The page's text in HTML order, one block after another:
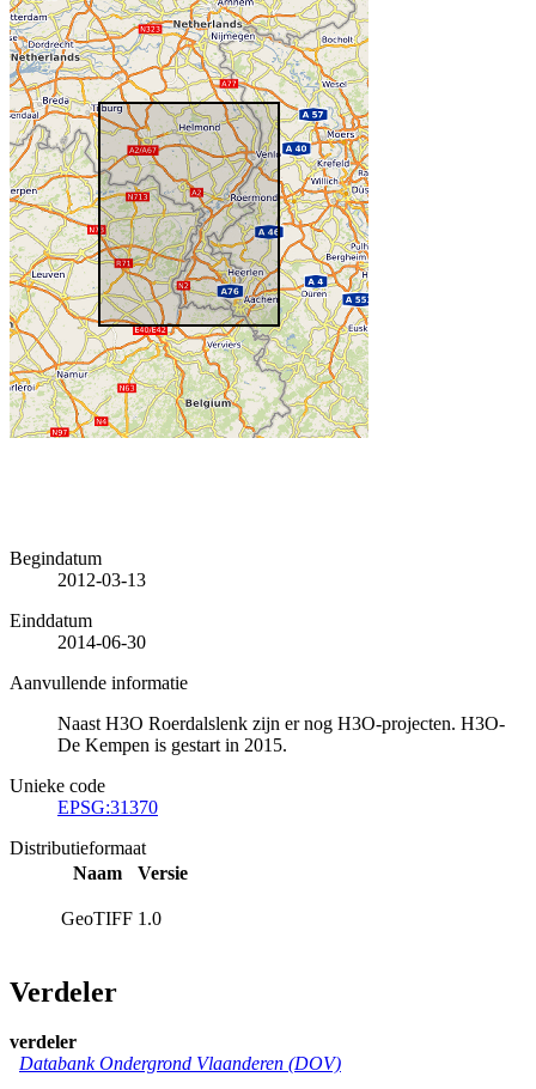
Begindatum
2012-03-13
Einddatum
2014-06-30
Aanvullende informatie
Naast H3O Roerdalslenk zijn er nog H3O-projecten. H3O-
De Kempen is gestart in 2015.
Unieke code
EPSG:31370
Distributieformaat
Naam
Versie
GeoTIFF 1.0
Verdeler
verdeler
Databank Ondergrond Vlaanderen (DOV)